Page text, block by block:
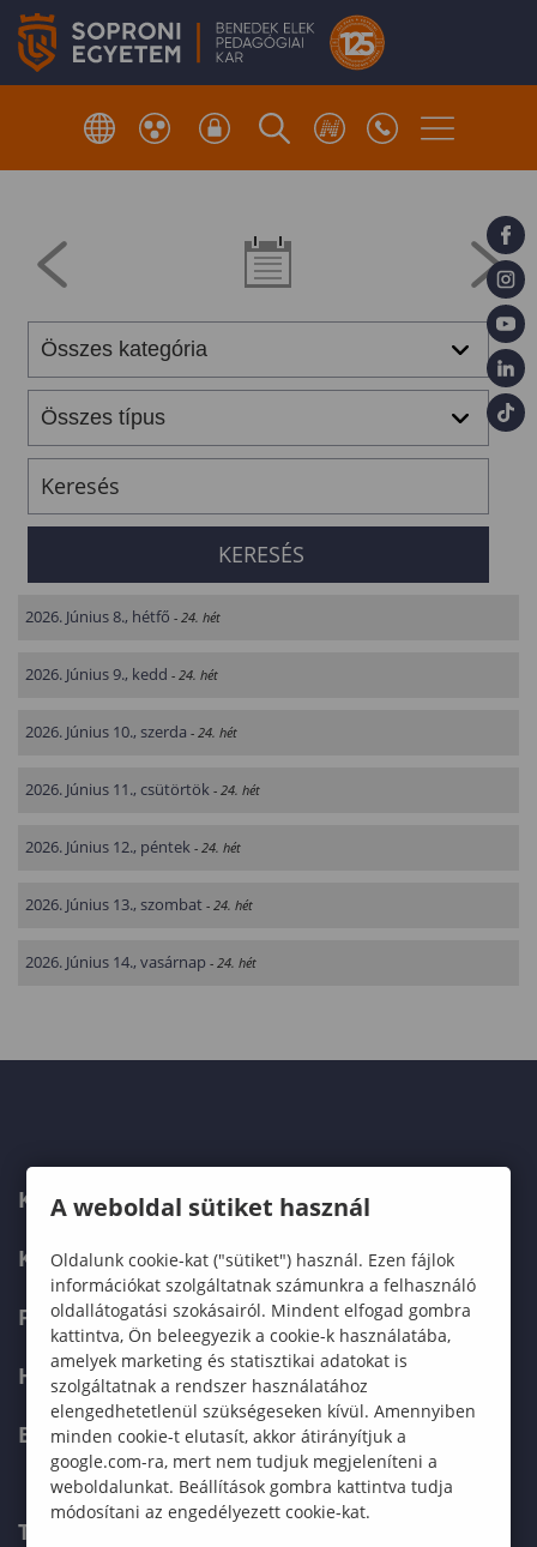
2026. Június 8., hétfő - 24. hét
2026. Június 9., kedd - 24. hét
2026. Június 10., szerda - 24. hét
2026. Június 11., csütörtök - 24. hét
2026. Június 12., péntek - 24. hét
2026. Június 13., szombat - 24. hét
2026. Június 14., vasárnap - 24. hét
KARUNK
KÉPZÉSEK
FELVÉTELIZŐKNEK
HALLGATÓKNAK
ERASMUS+
TELEFONKÖNYV
A weboldal sütiket használ
Oldalunk cookie-kat ("sütiket") használ. Ezen fájlok
információkat szolgáltatnak számunkra a felhasználó
oldallátogatási szokásairól. Mindent elfogad gombra
kattintva, Ön beleegyezik a cookie-k használatába,
amelyek marketing és statisztikai adatokat is
szolgáltatnak a rendszer használatához
elengedhetetlenül szükségeseken kívül. Amennyiben
minden cookie-t elutasít, akkor átirányítjuk a
google.com-ra, mert nem tudjuk megjeleníteni a
weboldalunkat. Beállítások gombra kattintva tudja
módosítani az engedélyezett cookie-kat.